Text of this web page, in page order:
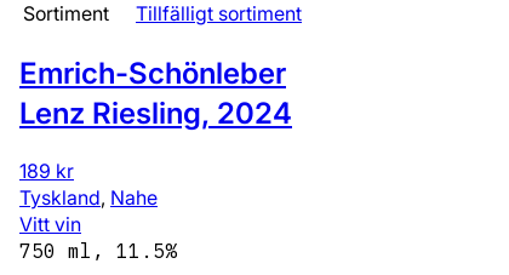
Sortiment
Tillfälligt sortiment
Emrich-Schönleber
Lenz Riesling, 2024
189 kr
Tyskland, Nahe
Vitt vin
750 ml, 11.5%